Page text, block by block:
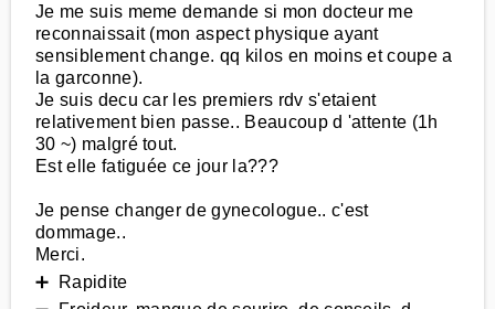
Je me suis meme demande si mon docteur me
reconnaissait (mon aspect physique ayant
sensiblement change. qq kilos en moins et coupe a
la garconne).
Je suis decu car les premiers rdv s'etaient
relativement bien passe.. Beaucoup d 'attente (1h
30 ~) malgré tout.
Est elle fatiguée ce jour la???
Je pense changer de gynecologue.. c'est
dommage..
Merci.
➕ Rapidite